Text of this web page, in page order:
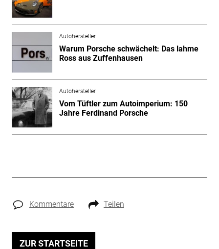
Autohersteller
Warum Porsche schwächelt: Das lahme
Ross aus Zuffenhausen
Autohersteller
Vom Tüftler zum Autoimperium: 150
Jahre Ferdinand Porsche
Kommentare Teilen
ZUR STARTSEITE